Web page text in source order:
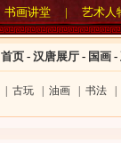
书画讲堂
| 艺术人
首页 - 汉唐展厅 - 国画 -
古玩 油画 书法